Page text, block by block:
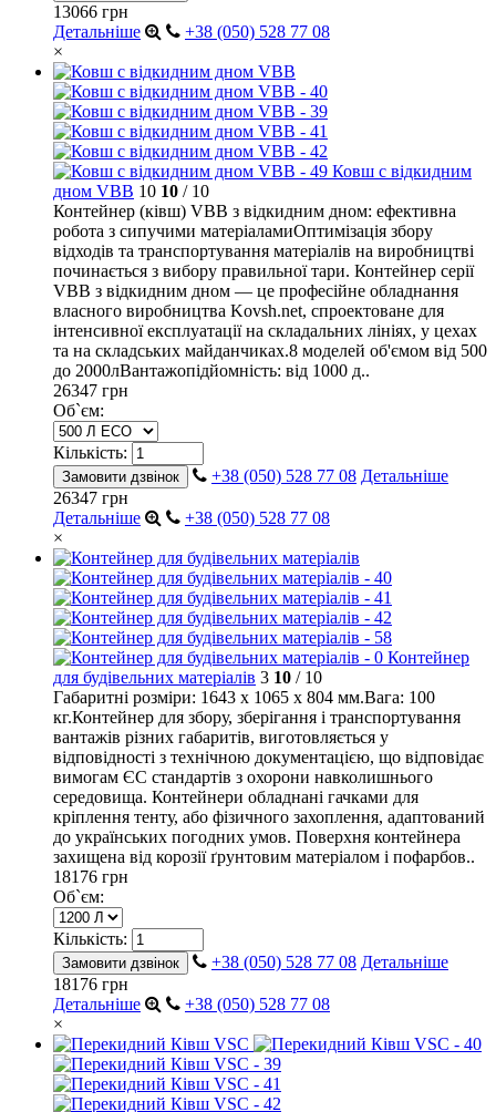
13066 грн
Детальніше
+38 (050) 528 77 08
×
Ковш с відкидним
дном VBB 10 10 / 10
Контейнер (ківш) VBB з відкидним дном: ефективна
робота з сипучими матеріаламиОптимізація збору
відходів та транспортування матеріалів на виробництві
починається з вибору правильної тари. Контейнер серії
VBB з відкидним дном — це професійне обладнання
власного виробництва Kovsh.net, спроектоване для
інтенсивної експлуатації на складальних лініях, у цехах
та на складських майданчиках.8 моделей об'ємом від 500
до 2000лВантажопідйомність: від 1000 д..
26347 грн
Об`єм:
Кількість:
Замовити дзвінок +38 (050) 528 77 08 Детальніше
26347 грн
Детальніше
+38 (050) 528 77 08
×
Контейнер
для будівельних матеріалів 3 10 / 10
Габаритні розміри: 1643 х 1065 х 804 мм.Вага: 100
кг.Контейнер для збору, зберігання і транспортування
вантажів різних габаритів, виготовляється у
відповідності з технічною документацією, що відповідає
вимогам ЄС стандартів з охорони навколишнього
середовища. Контейнери обладнані гачками для
кріплення тенту, або фізичного захоплення, адаптований
до українських погодних умов. Поверхня контейнера
захищена від корозії ґрунтовим матеріалом і пофарбов..
18176 грн
Об`єм:
Кількість:
Замовити дзвінок +38 (050) 528 77 08 Детальніше
18176 грн
Детальніше
+38 (050) 528 77 08
×